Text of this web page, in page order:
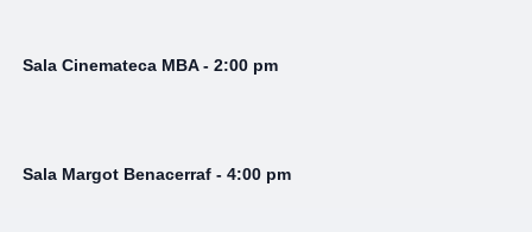
Sala Cinemateca MBA - 2:00 pm
Sala Margot Benacerraf - 4:00 pm